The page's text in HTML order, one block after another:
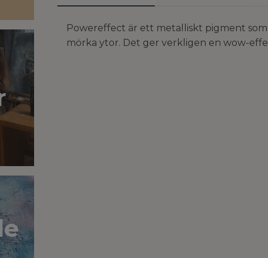
Powereffect är ett metalliskt pigment
mörka ytor. Det ger verkligen en wow-